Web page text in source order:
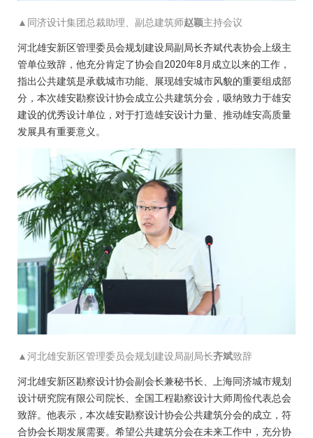
▲ 同济设计集团总裁助理、副总建筑师赵颖主持会议
河北雄安新区管理委员会规划建设局副局长齐斌代表协会上级主
管单位致辞，他充分肯定了协会自2020年8月成立以来的工作，
指出公共建筑是承载城市功能、展现雄安城市风貌的重要组成部
分，本次雄安勘察设计协会成立公共建筑分会，吸纳致力于雄安
建设的优秀设计单位，对于打造雄安设计力量、推动雄安高质量
发展具有重要意义。
▲河北雄安新区管理委员会规划建设局副局长齐斌致辞
河北雄安新区勘察设计协会副会长兼秘书长、上海同济城市规划
设计研究院有限公司院长、全国工程勘察设计大师周俭代表总会
致辞。他表示，本次雄安勘察设计协会公共建筑分会的成立，符
合协会长期发展需要。希望公共建筑分会在未来工作中，充分协